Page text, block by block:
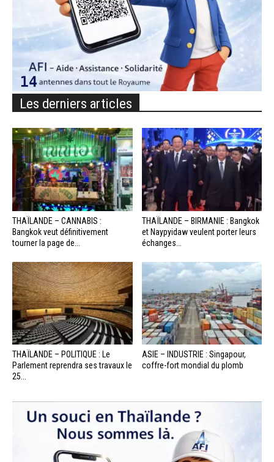
Les derniers articles
THAÏLANDE – CANNABIS :
Bangkok veut définitivement
tourner la page de...
THAÏLANDE – BIRMANIE : Bangkok
et Naypyidaw veulent porter leurs
échanges...
THAÏLANDE – POLITIQUE : Le
Parlement reprendra ses travaux le
25...
ASIE – INDUSTRIE : Singapour,
coffre-fort mondial du plomb